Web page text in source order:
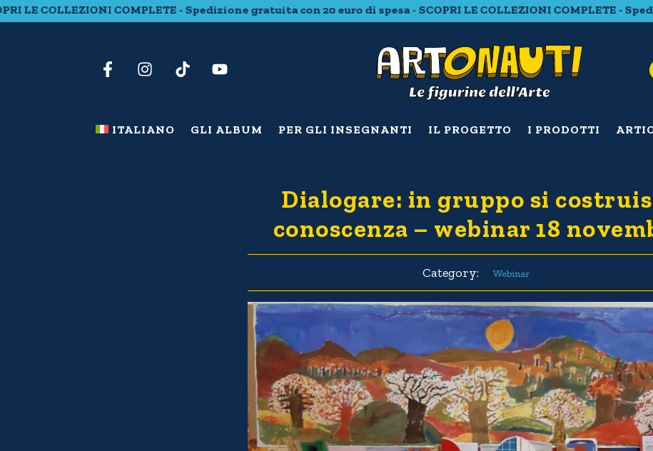
COLLEZIONI COMPLETE - Spedizione gratuita con 20 euro di spesa - SCOPRI LE COLLEZIONI COMPLETE -
ITALIANO GLI ALBUM PER GLI INSEGNANTI IL PROGETTO I PRODOTTI
Dialogare: in gruppo si
conoscenza – webinar 18
Category: Webinar